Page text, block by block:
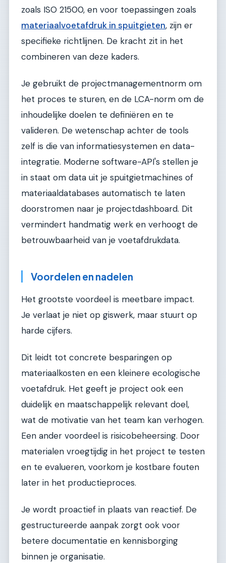
zoals ISO 21500, en voor toepassingen zoals
materiaalvoetafdruk in spuitgieten, zijn er
specifieke richtlijnen. De kracht zit in het
combineren van deze kaders.
Je gebruikt de projectmanagementnorm om
het proces te sturen, en de LCA-norm om de
inhoudelijke doelen te definiëren en te
valideren. De wetenschap achter de tools
zelf is die van informatiesystemen en data-
integratie. Moderne software-API's stellen je
in staat om data uit je spuitgietmachines of
materiaaldatabases automatisch te laten
doorstromen naar je projectdashboard. Dit
vermindert handmatig werk en verhoogt de
betrouwbaarheid van je voetafdrukdata.
Voordelen en nadelen
Het grootste voordeel is meetbare impact.
Je verlaat je niet op giswerk, maar stuurt op
harde cijfers.
Dit leidt tot concrete besparingen op
materiaalkosten en een kleinere ecologische
voetafdruk. Het geeft je project ook een
duidelijk en maatschappelijk relevant doel,
wat de motivatie van het team kan verhogen.
Een ander voordeel is risicobeheersing. Door
materialen vroegtijdig in het project te testen
en te evalueren, voorkom je kostbare fouten
later in het productieproces.
Je wordt proactief in plaats van reactief. De
gestructureerde aanpak zorgt ook voor
betere documentatie en kennisborging
binnen je organisatie.